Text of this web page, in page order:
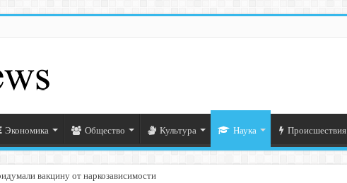
Экономика Общество Культура Наука Происшествия
вакцину от наркозависимости